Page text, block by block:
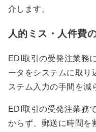
介します。
人的ミス・人件費
EDI取引の受発注業務
ータをシステムに取り
ステム入力の手間を減
EDI取引の受発注業務
からず、郵送に時間を